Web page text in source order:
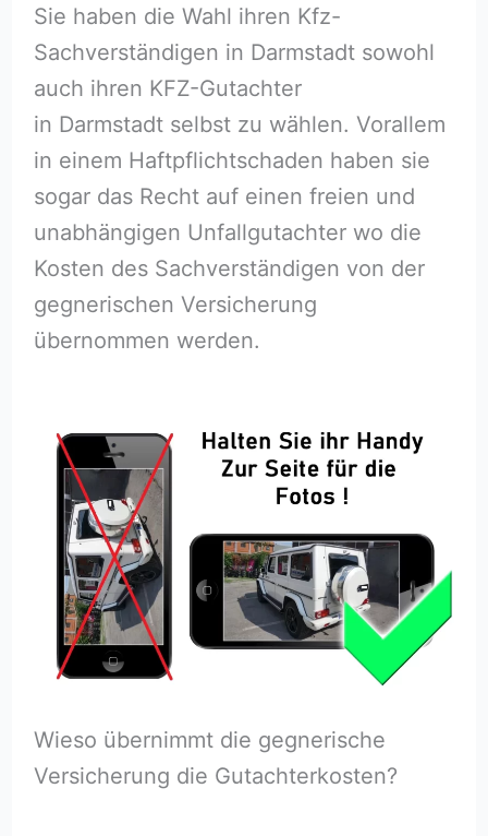
Sie haben die Wahl ihren Kfz-
Sachverständigen in Darmstadt sowohl
auch ihren KFZ-Gutachter
in Darmstadt selbst zu wählen. Vorallem
in einem Haftpflichtschaden haben sie
sogar das Recht auf einen freien und
unabhängigen Unfallgutachter wo die
Kosten des Sachverständigen von der
gegnerischen Versicherung
übernommen werden.
Wieso übernimmt die gegnerische
Versicherung die Gutachterkosten?